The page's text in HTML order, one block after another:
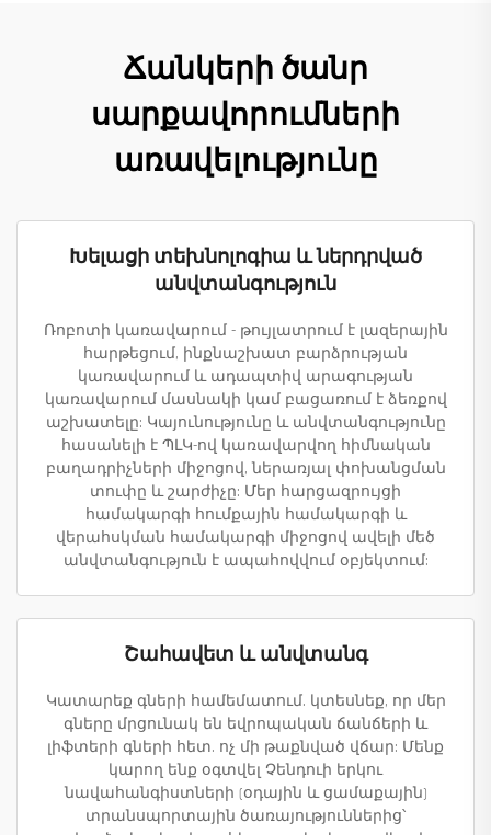
Ճանկերի ծանր
սարքավորումների
առավելությունը
Խելացի տեխնոլոգիա և ներդրված
անվտանգություն
Ռոբոտի կառավարում - թույլատրում է լազերային
հարթեցում, ինքնաշխատ բարձրության
կառավարում և ադապտիվ արագության
կառավարում մասնակի կամ բացառում է ձեռքով
աշխատելը: Կայունությունը և անվտանգությունը
հասանելի է ՊԼԿ-ով կառավարվող հիմնական
բաղադրիչների միջոցով, ներառյալ փոխանցման
տուփը և շարժիչը: Մեր հարցազրույցի
համակարգի հումքային համակարգի և
վերահսկման համակարգի միջոցով ավելի մեծ
անվտանգություն է ապահովվում օբյեկտում:
Շահավետ և անվտանգ
Կատարեք գների համեմատում. կտեսնեք, որ մեր
գները մրցունակ են եվրոպական ճանճերի և
լիֆտերի գների հետ. ոչ մի թաքնված վճար: Մենք
կարող ենք օգտվել Չենդուի երկու
նավահանգիստների (օդային և ցամաքային)
տրանսպորտային ծառայություններից՝